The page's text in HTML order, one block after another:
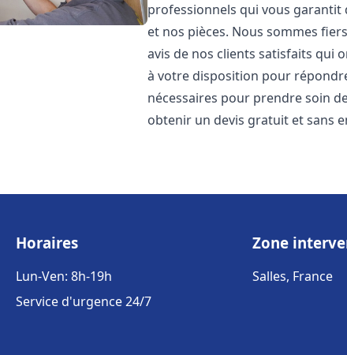
professionnels qui vous garantit
et nos pièces. Nous sommes
avis de nos clients satisfaits qui
à votre disposition pour
nécessaires pour prendre soin
obtenir un devis gratuit et sans
Horaires
Lun-Ven: 8h-19h
Service d'urgence 24/7
Zone
Salles, France